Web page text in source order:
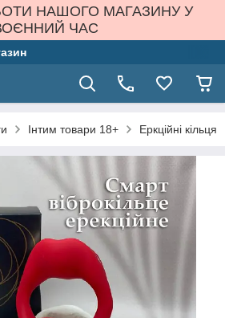
НАШОГО МАГАЗИНУ У
ЧАС
Інтим товари 18+ Еркційні кільця